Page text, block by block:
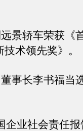
轿车荣获《
术领先奖》。
长李书福当
业社会责任报